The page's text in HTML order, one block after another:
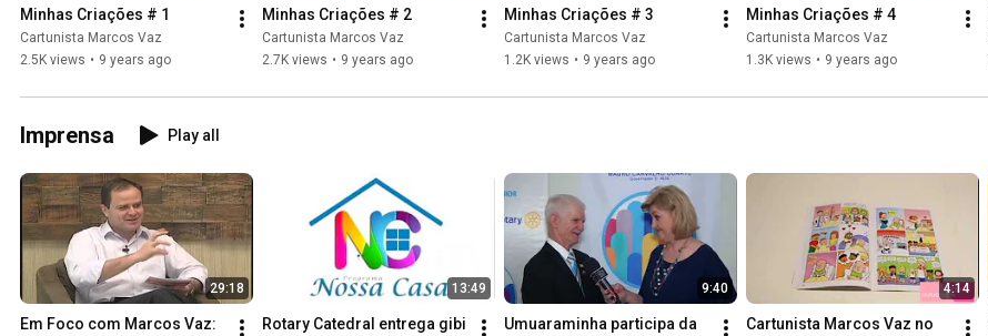
Minhas Criações # 1
Cartunista Marcos Vaz
2.5K views • 9 years ago
Minhas Criações # 2
Cartunista Marcos Vaz
2.7K views • 9 years ago
Minhas Criações # 3
Cartunista Marcos Vaz
1.2K views • 9 years ago
Minhas Criações # 4
Cartunista Marcos Vaz
1.3K views • 9 years ago
Imprensa Play all
29:18
Em Foco com Marcos Vaz:
13:49
Rotary Catedral entrega gibi
9:40
Umuaraminha participa da
4:14
Cartunista Marcos Vaz no